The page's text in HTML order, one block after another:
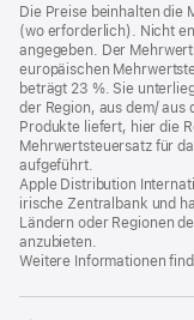
Die Preise beinhalten die
(wo erforderlich). Nicht
angegeben. Der
europäischen
beträgt 23 %. Sie
der Region, aus dem/
Produkte liefert, hier die
Mehrwertsteuersatz für
aufgeführt.
Apple Distribution
irische Zentralbank und
Ländern oder Regionen
anzubieten.
Weitere Informationen